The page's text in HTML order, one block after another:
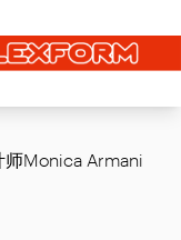
师Monica Armani